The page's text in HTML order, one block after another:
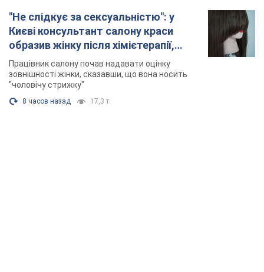
"Не слідкує за сексуальністю": у
Києві консультант салону краси
образив жінку після хімієтерапії,
розгорівся скандал. Фото
Працівник салону почав надавати оцінку
зовнішності жінки, сказавши, що вона носить
"чоловічу стрижку"
8 часов назад 17,3 т.